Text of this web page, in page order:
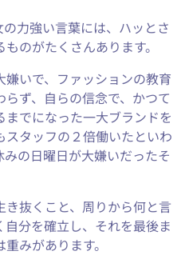
力強い言葉には、ハッとさ
のがたくさんあります。
いで、ファッションの教育
ず、自らの信念で、かつて
までになった一大ブランドを
タッフの２倍働いたといわ
の日曜日が大嫌いだったそ
抜くこと、周りから何と言
分を確立し、それを最後ま
みがあります。